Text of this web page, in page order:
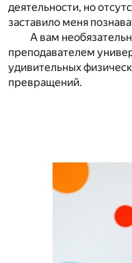
деятельности, но
заставило меня
А вам
преподавателем
удивительных
превращений.